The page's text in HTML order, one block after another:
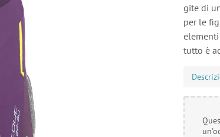
gite di
per le
tutto è